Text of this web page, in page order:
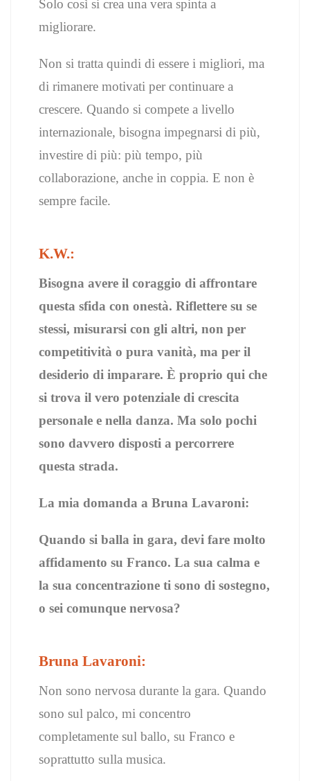
Solo così si crea una vera spinta a
migliorare.
Non si tratta quindi di essere i migliori, ma
di rimanere motivati per continuare a
crescere. Quando si compete a livello
internazionale, bisogna impegnarsi di più,
investire di più: più tempo, più
collaborazione, anche in coppia. E non è
sempre facile.
K.W.:
Bisogna avere il coraggio di affrontare
questa sfida con onestà. Riflettere su se
stessi, misurarsi con gli altri, non per
competitività o pura vanità, ma per il
desiderio di imparare. È proprio qui che
si trova il vero potenziale di crescita
personale e nella danza. Ma solo pochi
sono davvero disposti a percorrere
questa strada.
La mia domanda a Bruna Lavaroni:
Quando si balla in gara, devi fare molto
affidamento su Franco. La sua calma e
la sua concentrazione ti sono di sostegno,
o sei comunque nervosa?
Bruna Lavaroni:
Non sono nervosa durante la gara. Quando
sono sul palco, mi concentro
completamente sul ballo, su Franco e
soprattutto sulla musica.